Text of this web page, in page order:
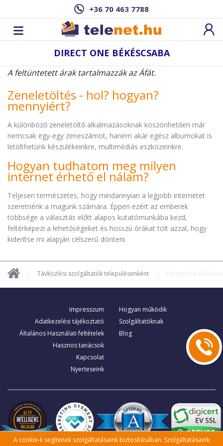
+36 70 463 7788
DIRECT ONE BÉKÉSCSABA
A feltüntetett árak tartalmazzák az Áfát.
Zeneletöltés - hol? hogyan?
mennyiért?
A különböző zeneletöltő alkalmazásoknak köszönhetően már
nemcsak egy-egy zeneszámot, hanem akár egész albumokat is
letölthetünk készülékeinkre, multimédiás eszközeinkre.
Hogyan tudhatom meg milyen
internet érhető el nálam?
Teljesen természetes, hogy mindannyian a legjobb internetet
szeretnénk a magunk számára. Éppen ezért az emberek
többsége a választás előtt alapos kutatómunkába kezd,
feltérképezi a lehetőségeket és hosszú órákat tölt azzal, hogy
kiderítse mi alapján célszerű dönteni.
Távközlési szolgáltatók településenként Direct One
Impresszum
Adatkezelési tájékoztató
Általános Használati feltételek
Hasznos tanácsok
Kapcsolat
Nyerteseink
Hogyan működik
Szolgáltatóknak
Blog
A cookie-k segítenek szolgáltatásaink biztosításában. Szolgáltatásaink